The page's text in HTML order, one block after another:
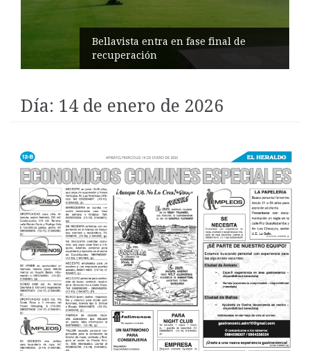
Impulsan turismo comunitario en
Pilahuín
Día: 14 de enero de 2026